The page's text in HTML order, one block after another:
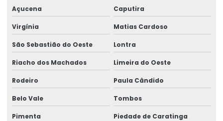
Açucena Caputira
Virgínia Matias Cardoso
São Sebastião do Oeste Lontra
Riacho dos Machados Limeira do Oeste
Rodeiro Paula Cândido
Belo Vale Tombos
Pimenta Piedade de Caratinga